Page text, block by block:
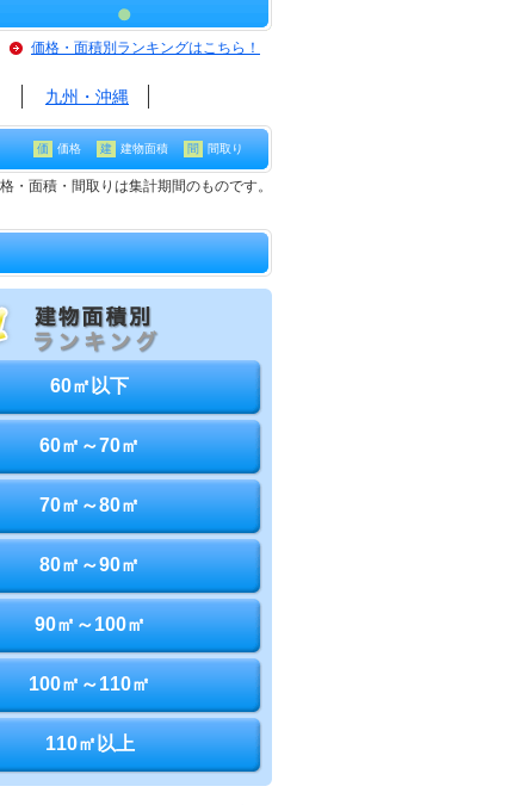
価格・面積別ランキングはこちら！
九州・沖縄
価 価格 建 建物面積 間 間取り
面積・間取りは集計期間のものです。
60㎡以下
60㎡～70㎡
70㎡～80㎡
80㎡～90㎡
90㎡～100㎡
100㎡～110㎡
110㎡以上